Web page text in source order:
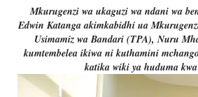
Mkurugenzi wa ukaguzi wa ndani wa
Edwin Katanga akimkabidhi ua
Usimamiz wa Bandari (TPA), Nuru
kumtembelea ikiwa ni kuthamini
katika wiki ya huduma